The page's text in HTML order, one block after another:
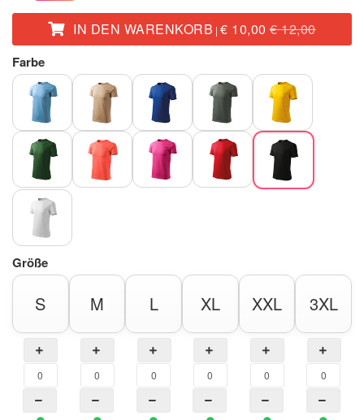
IN DEN WARENKORB |€ 10,00€ 12,00
Farbe
Größe
S M L XL XXL 3XL